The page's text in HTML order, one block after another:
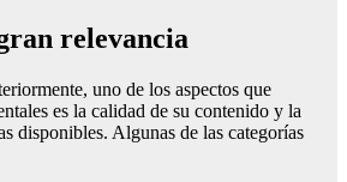
relevancia
uno de los aspectos que
es la calidad de su contenido y la
disponibles. Algunas de las categorías